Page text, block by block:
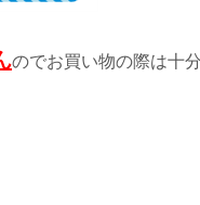
のでお買い物の際は十